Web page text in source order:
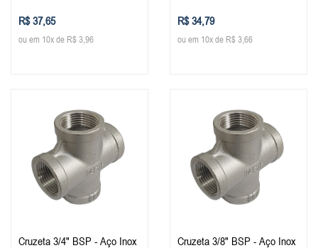
R$ 37,65
ou em 10x de R$ 3,96
R$ 34,79
ou em 10x de R$ 3,66
Cruzeta 3/4" BSP - Aço Inox Cruzeta 3/8" BSP - Aço Inox